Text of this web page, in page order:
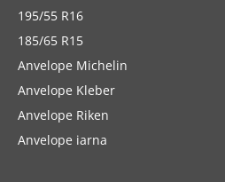
195/55 R16
185/65 R15
Anvelope Michelin
Anvelope Kleber
Anvelope Riken
Anvelope iarna